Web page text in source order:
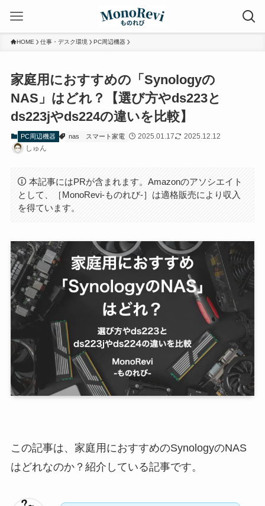
HOME 仕事・デスク環境 PC周辺機器
家庭用におすすめの「Synologyの
NAS」はどれ？【選び方やds223と
ds223jやds224の違いを比較】
PC周辺機器 nas スマート家電 2025.01.17
2025.12.12
しゅん
本記事にはPRが含まれます。Amazonのアソシエイト
として、［MonoRevi-ものれび-］は適格販売により収入
を得ています。
この記事は、家庭用におすすめのSynologyのNAS
はどれなのか？紹介している記事です。